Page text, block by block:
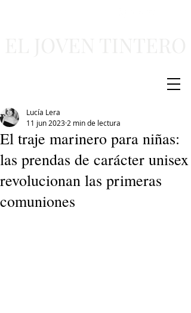
El traje marinero para niñas:
las prendas de carácter unisex
revolucionan las primeras
comuniones
Lucía Lera
11 jun 2023 2 min de lectura